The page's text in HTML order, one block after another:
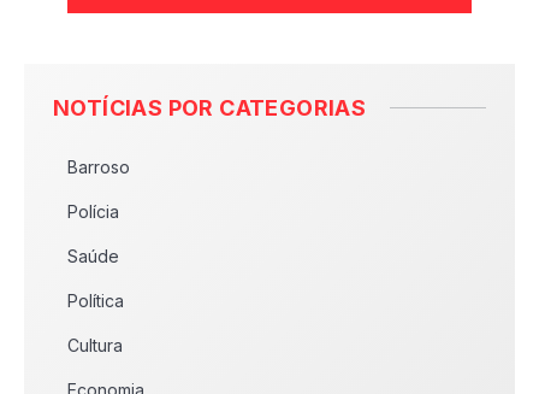
NOTÍCIAS POR CATEGORIAS
Barroso
Polícia
Saúde
Política
Cultura
Economia